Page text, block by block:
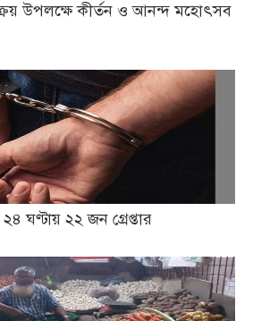
উপলক্ষে কীর্তন ও আনন্দ মহোৎসব
ঘণ্টায় ২২ জন গ্রেপ্তার